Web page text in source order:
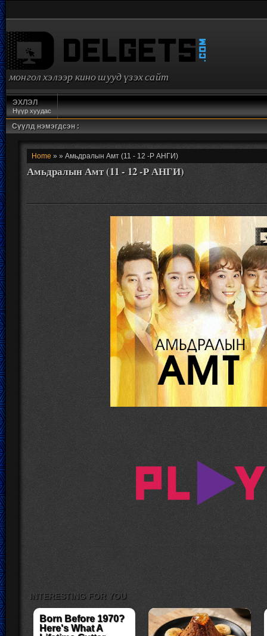
монгол хэлээр кино шууд үзэх сайт
ЭХЛЭЛ
Нүүр хуудас
Сүүлд нэмэгдсэн :
Home » » Амьдралын Амт (11 - 12 -Р АНГИ)
Амьдралын Амт (11 - 12 -Р АНГИ)